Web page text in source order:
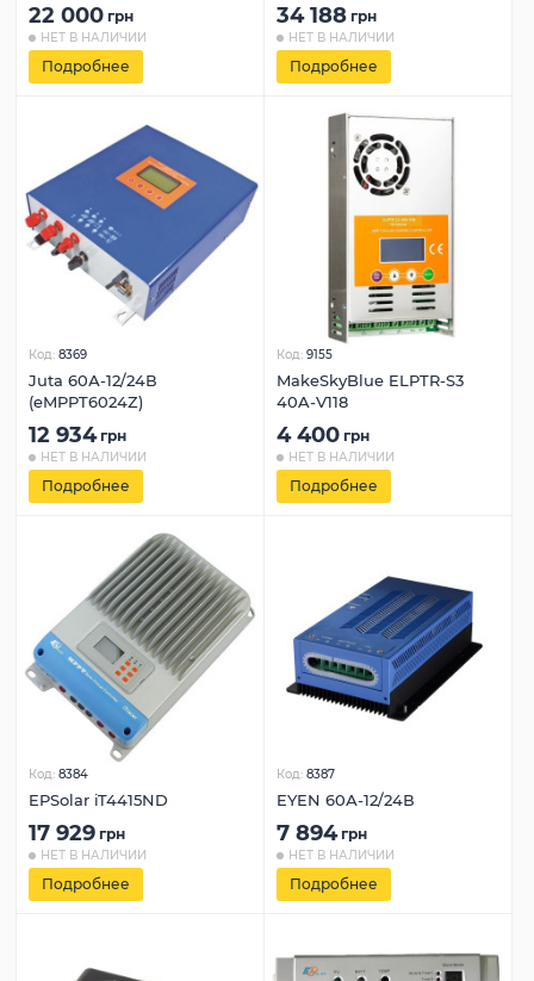
22 000 грн
НЕТ В НАЛИЧИИ
Подробнее
34 188 грн
НЕТ В НАЛИЧИИ
Подробнее
Код: 8369
Juta 60А-12/24В
(eMPPT6024Z)
12 934 грн
НЕТ В НАЛИЧИИ
Подробнее
Код: 9155
MakeSkyBlue ELPTR-S3
40A-V118
4 400 грн
НЕТ В НАЛИЧИИ
Подробнее
Код: 8384
EPSolar iT4415ND
17 929 грн
НЕТ В НАЛИЧИИ
Подробнее
Код: 8387
EYEN 60А-12/24В
7 894 грн
НЕТ В НАЛИЧИИ
Подробнее